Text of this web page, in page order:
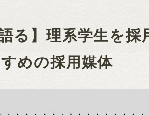
る】理系学生を
めの採用媒体